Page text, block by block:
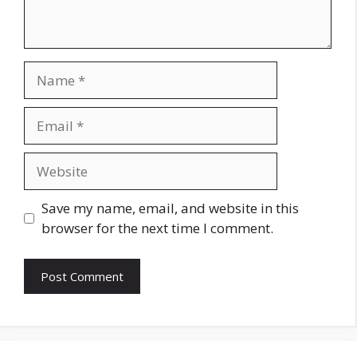
Save my name, email, and website in this
browser for the next time I comment.